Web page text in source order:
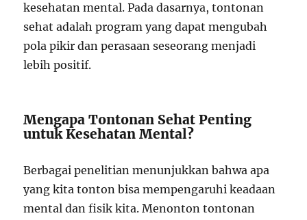
kesehatan mental. Pada dasarnya, tontonan
sehat adalah program yang dapat mengubah
pola pikir dan perasaan seseorang menjadi
lebih positif.
Mengapa Tontonan Sehat Penting
untuk Kesehatan Mental?
Berbagai penelitian menunjukkan bahwa apa
yang kita tonton bisa mempengaruhi keadaan
mental dan fisik kita. Menonton tontonan